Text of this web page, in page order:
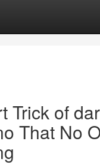
Trick of
That No